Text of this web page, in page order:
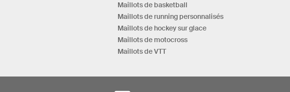
Maillots de basketball
Maillots de running personnalisés
Maillots de hockey sur glace
Maillots de motocross
Maillots de VTT